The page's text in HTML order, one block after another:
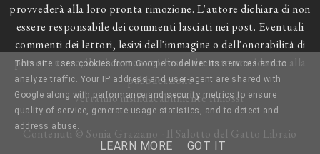
provvederà alla loro pronta rimozione. L'autore dichiara di non
essere responsabile dei commenti lasciati nei post. Eventuali
commenti dei lettori, lesivi dell'immagine o dell'onorabilità di
persone terze, il cui contenuto fosse ritenuto non idoneo alla
pubblicazione
verranno insindacabilmente rimossi.
Contenuti © Sonia Graziano - Il Salotto del Gatto Libraio
This site uses cookies from Google to deliver its services and to
analyze traffic. Your IP address and user-agent are shared with
Google along with performance and security metrics to ensure
quality of service, generate usage statistics, and to detect and
address abuse.
LEARN MORE GOT IT